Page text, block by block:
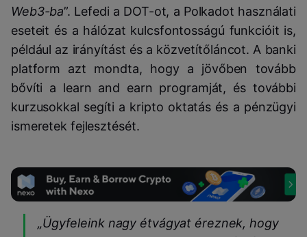
Web3-ba”. Lefedi a DOT-ot, a Polkadot használati
eseteit és a hálózat kulcsfontosságú funkcióit is,
például az irányítást és a közvetítőláncot. A banki
platform azt mondta, hogy a jövőben tovább
bővíti a learn and earn programját, és további
kurzusokkal segíti a kripto oktatás és a pénzügyi
ismeretek fejlesztését.
„Ügyfeleink nagy étvágyat éreznek, hogy